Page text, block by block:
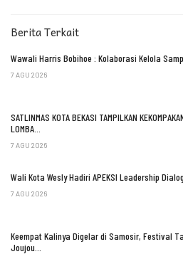
Berita Terkait
Wawali Harris Bobihoe : Kolaborasi Kelola
7 AGU 2026
SATLINMAS KOTA BEKASI TAMPILKAN
LOMBA…
7 AGU 2026
Wali Kota Wesly Hadiri APEKSI Leadership
7 AGU 2026
Keempat Kalinya Digelar di Samosir, Festival
Joujou…